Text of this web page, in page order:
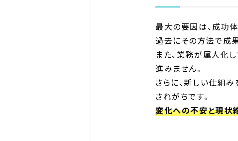
最大の要因は、成功
過去にその方法で成
また、業務が属人化
進みません。
さらに、新しい仕組
されがちです。
変化への不安と現状